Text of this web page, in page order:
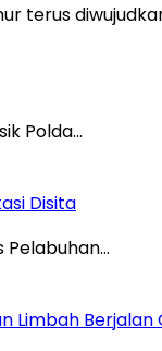
terus
Polda…
Disita
Pelabuhan…
Limbah